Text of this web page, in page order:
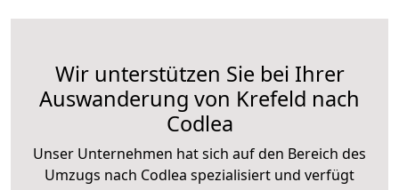
Wir unterstützen Sie bei Ihrer
Auswanderung von Krefeld nach
Codlea
Unser Unternehmen hat sich auf den Bereich des
Umzugs nach Codlea spezialisiert und verfügt